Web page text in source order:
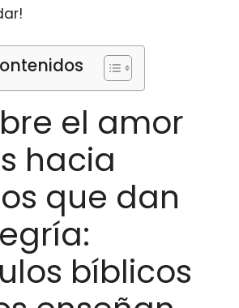
el amor
hacia
que dan
bíblicos